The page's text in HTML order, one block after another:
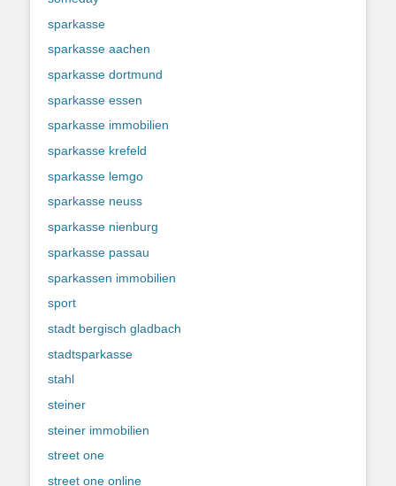
sparkasse
sparkasse aachen
sparkasse dortmund
sparkasse essen
sparkasse immobilien
sparkasse krefeld
sparkasse lemgo
sparkasse neuss
sparkasse nienburg
sparkasse passau
sparkassen immobilien
sport
stadt bergisch gladbach
stadtsparkasse
stahl
steiner
steiner immobilien
street one
street one online